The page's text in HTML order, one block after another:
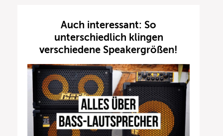
Auch interessant: So
unterschiedlich klingen
verschiedene Speakergrößen!